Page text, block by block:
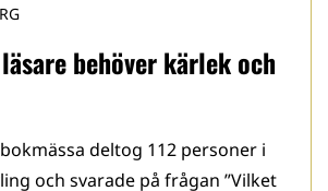
behöver kärlek och
deltog 112 personer i
och svarade på frågan ”Vilket